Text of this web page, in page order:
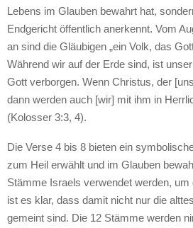
Lebens im Glauben bewahrt hat,
Endgericht öffentlich anerkennt. Vom
an sind die Gläubigen „ein Volk, das
Während wir auf der Erde sind, ist
Gott verborgen. Wenn Christus, der
dann werden auch [wir] mit ihm in
(Kolosser 3:3, 4).
Die Verse 4 bis 8 bieten ein
zum Heil erwählt und im Glauben
Stämme Israels verwendet werden,
ist es klar, dass damit nicht nur die
gemeint sind. Die 12 Stämme werden